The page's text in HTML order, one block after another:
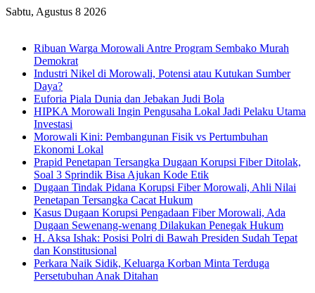
Sabtu, Agustus 8 2026
Ribuan Warga Morowali Antre Program Sembako Murah
Demokrat
Industri Nikel di Morowali, Potensi atau Kutukan Sumber
Daya?
Euforia Piala Dunia dan Jebakan Judi Bola
HIPKA Morowali Ingin Pengusaha Lokal Jadi Pelaku Utama
Investasi
Morowali Kini: Pembangunan Fisik vs Pertumbuhan
Ekonomi Lokal
Prapid Penetapan Tersangka Dugaan Korupsi Fiber Ditolak,
Soal 3 Sprindik Bisa Ajukan Kode Etik
Dugaan Tindak Pidana Korupsi Fiber Morowali, Ahli Nilai
Penetapan Tersangka Cacat Hukum
Kasus Dugaan Korupsi Pengadaan Fiber Morowali, Ada
Dugaan Sewenang-wenang Dilakukan Penegak Hukum
H. Aksa Ishak: Posisi Polri di Bawah Presiden Sudah Tepat
dan Konstitusional
Perkara Naik Sidik, Keluarga Korban Minta Terduga
Persetubuhan Anak Ditahan